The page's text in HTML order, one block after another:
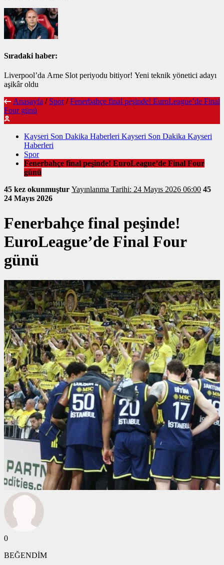
Sıradaki haber:
Liverpool’da Arne Slot periyodu bitiyor! Yeni teknik yönetici adayı
aşikâr oldu
Anasayfa / Spor / Fenerbahçe final peşinde! EuroLeague’de Final
Four günü
Kayseri Son Dakika Haberleri Kayseri Son Dakika Kayseri
Haberleri
Spor
Fenerbahçe final peşinde! EuroLeague’de Final Four
günü
45 kez okunmuştur
Yayınlanma Tarihi: 24 Mayıs 2026 06:00 45
24 Mayıs 2026
Fenerbahçe final peşinde!
EuroLeague’de Final Four
günü
0
BEĞENDİM